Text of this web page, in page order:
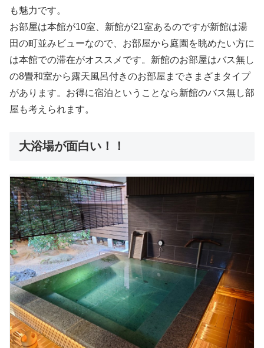
も魅力です。
お部屋は本館が10室、新館が21室あるのですが新館は湯
田の町並みビューなので、お部屋から庭園を眺めたい方に
は本館での滞在がオススメです。新館のお部屋はバス無し
の8畳和室から露天風呂付きのお部屋までさまざまタイプ
があります。お得に宿泊ということなら新館のバス無し部
屋も考えられます。
大浴場が面白い！！